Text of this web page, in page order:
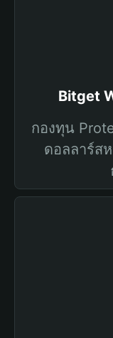
Bitget
กองทุน
ดอลลาร์ส